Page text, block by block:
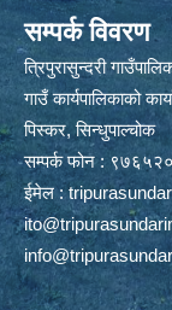
सम्पर्क विवरण
त्रिपुरासुन्दरी
गाउँ कार्यपालिकाको
पिस्कर, सिन्धुपाल्चोक
सम्पर्क फोन :
ईमेल :